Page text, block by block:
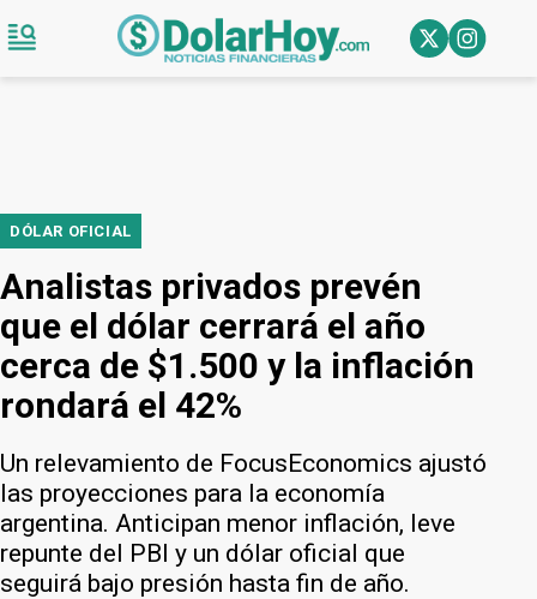
DÓLAR OFICIAL
Analistas privados prevén
que el dólar cerrará el año
cerca de $1.500 y la inflación
rondará el 42%
Un relevamiento de FocusEconomics ajustó
las proyecciones para la economía
argentina. Anticipan menor inflación, leve
repunte del PBI y un dólar oficial que
seguirá bajo presión hasta fin de año.